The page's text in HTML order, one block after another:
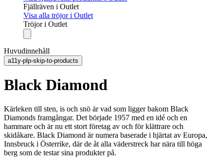
Fjällräven i Outlet
Visa alla tröjor i Outlet
Tröjor i Outlet
Huvudinnehåll
a11y-plp-skip-to-products
Black Diamond
Kärleken till sten, is och snö är vad som ligger bakom Black
Diamonds framgångar. Det började 1957 med en idé och en
hammare och är nu ett stort företag av och för klättrare och
skidåkare. Black Diamond är numera baserade i hjärtat av Europa,
Innsbruck i Österrike, där de åt alla väderstreck har nära till höga
berg som de testar sina produkter på.